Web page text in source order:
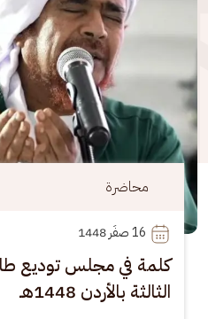
محاضرة
16 صفَر 1448
كلمة في مجلس توديع
الثالثة بالأردن 1448هـ